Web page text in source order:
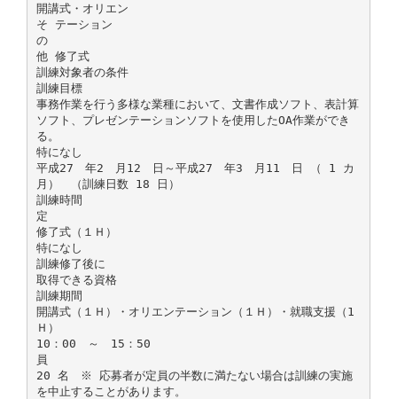
開講式・オリエン
そ テーション
の
他 修了式
訓練対象者の条件
訓練目標
事務作業を行う多様な業種において、文書作成ソフト、表計算
ソフト、プレゼンテーションソフトを使用したOA作業ができ
る。
特になし
平成27 年2 月12 日～平成27 年3 月11 日 （ 1 カ
月） （訓練日数 18 日）
訓練時間
定
修了式（１Ｈ）
特になし
訓練修了後に
取得できる資格
訓練期間
開講式（１Ｈ）・オリエンテーション（１Ｈ）・就職支援（1
Ｈ）
10：00 ～ 15：50
員
20 名 ※ 応募者が定員の半数に満たない場合は訓練の実施
を中止することがあります。